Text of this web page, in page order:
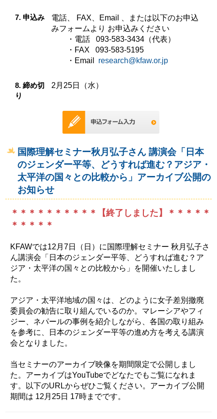
7. 申込み
電話、 FAX、Email 、または以下のお申込
みフォームより お申込みください
・電話 093-583-3434（代表）
・FAX 093-583-5195
・Email research@kfaw.or.jp
8. 締め切
り
2月25日（水）
国際理解セミナー秋月弘子さん 講演会「日本
のジェンダー平等、どうすれば進む？アジア・
太平洋の国々との比較から」アーカイブ公開の
お知らせ
＊＊＊＊＊＊＊＊＊＊【終了しました】＊＊＊＊＊
＊＊＊＊＊
KFAWでは12月7日（日）に国際理解セミナー 秋月弘子さ
ん講演会「日本のジェンダー平等、どうすれば進む？ア
ジア・太平洋の国々との比較から」を開催いたしまし
た。
アジア・太平洋地域の国々は、どのように女子差別撤廃
委員会の勧告に取り組んでいるのか。マレーシアやフィ
ジー、ネパールの事例を紹介しながら、各国の取り組み
を参考に、日本のジェンダー平等の進め方を考える講演
会となりました。
当セミナーのアーカイブ映像を期間限定で公開しまし
た。アーカイブはYouTubeでどなたでもご覧になれま
す。以下のURLからぜひご覧ください。アーカイブ公開
期間は 12月25日 17時までです。